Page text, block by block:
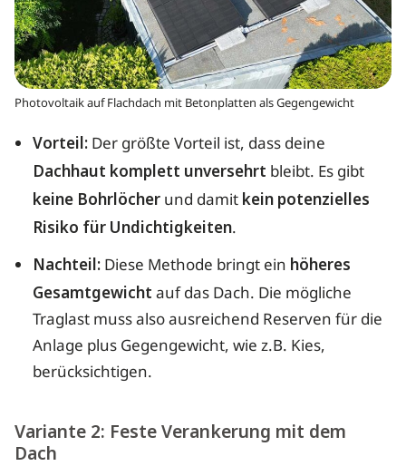
Photovoltaik auf Flachdach mit Betonplatten als Gegengewicht
Vorteil: Der größte Vorteil ist, dass deine
Dachhaut komplett unversehrt bleibt. Es gibt
keine Bohrlöcher und damit kein potenzielles
Risiko für Undichtigkeiten.
Nachteil: Diese Methode bringt ein höheres
Gesamtgewicht auf das Dach. Die mögliche
Traglast muss also ausreichend Reserven für die
Anlage plus Gegengewicht, wie z.B. Kies,
berücksichtigen.
Variante 2: Feste Verankerung mit dem
Dach